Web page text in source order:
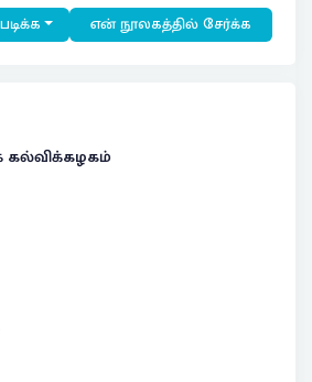
படிக்க என் நூலகத்தில் சேர்க்க